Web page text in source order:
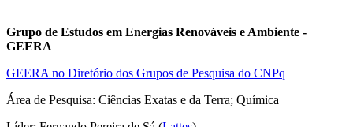
Grupo de Estudos em Energias Renováveis e Ambiente -
GEERA
GEERA no Diretório dos Grupos de Pesquisa do CNPq
Área de Pesquisa: Ciências Exatas e da Terra; Química